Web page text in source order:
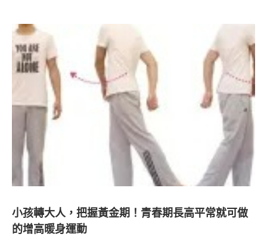
小孩轉大人，把握黃金期！青春期長高平常就可做
的增高暖身運動